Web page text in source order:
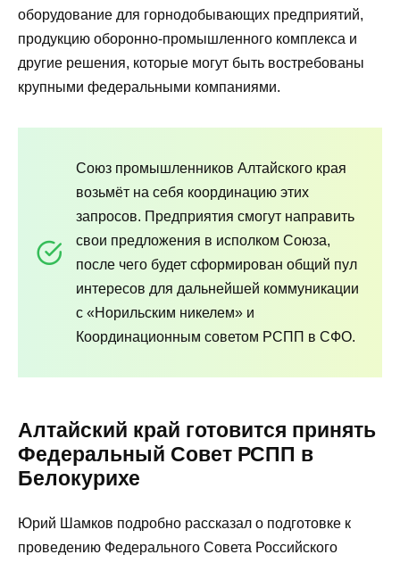
оборудование для горнодобывающих предприятий,
продукцию оборонно-промышленного комплекса и
другие решения, которые могут быть востребованы
крупными федеральными компаниями.
Союз промышленников Алтайского края
возьмёт на себя координацию этих
запросов. Предприятия смогут направить
свои предложения в исполком Союза,
после чего будет сформирован общий пул
интересов для дальнейшей коммуникации
с «Норильским никелем» и
Координационным советом РСПП в СФО.
Алтайский край готовится принять
Федеральный Совет РСПП в
Белокурихе
Юрий Шамков подробно рассказал о подготовке к
проведению Федерального Совета Российского